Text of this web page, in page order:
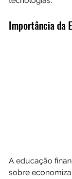
Importância da
A educação
sobre